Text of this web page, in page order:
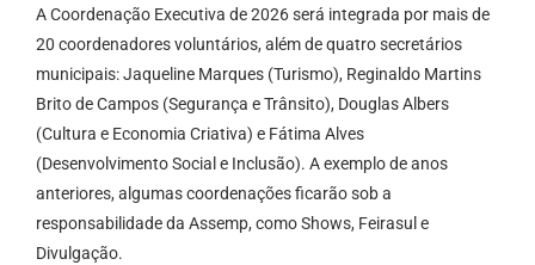
A Coordenação Executiva de 2026 será integrada por mais de
20 coordenadores voluntários, além de quatro secretários
municipais: Jaqueline Marques (Turismo), Reginaldo Martins
Brito de Campos (Segurança e Trânsito), Douglas Albers
(Cultura e Economia Criativa) e Fátima Alves
(Desenvolvimento Social e Inclusão). A exemplo de anos
anteriores, algumas coordenações ficarão sob a
responsabilidade da Assemp, como Shows, Feirasul e
Divulgação.